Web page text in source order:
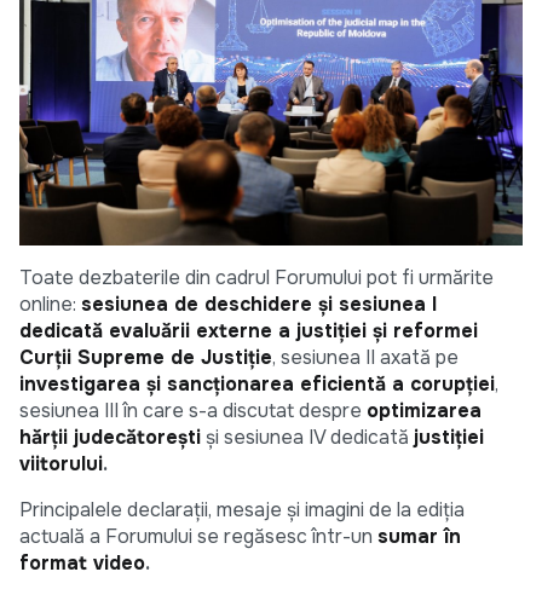
Toate dezbaterile din cadrul Forumului pot fi urmărite
online: sesiunea de deschidere și sesiunea I
dedicată evaluării externe a justiției și reformei
Curții Supreme de Justiție, sesiunea II axată pe
investigarea și sancționarea eficientă a corupției,
sesiunea III în care s-a discutat despre optimizarea
hărții judecătorești și sesiunea IV dedicată justiției
viitorului.
Principalele declarații, mesaje și imagini de la ediția
actuală a Forumului se regăsesc într-un sumar în
format video.